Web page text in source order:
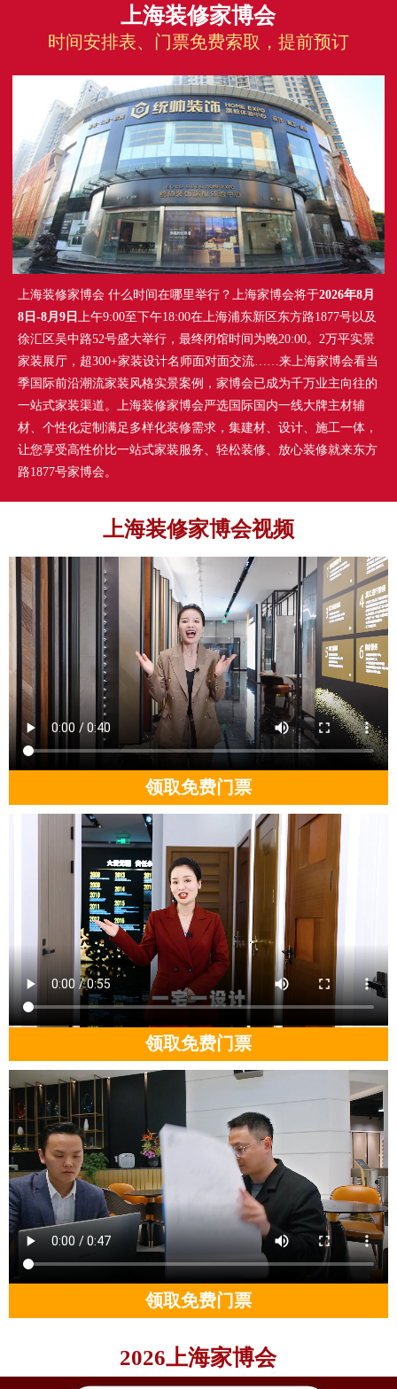
上海装修家博会
时间安排表、门票免费索取，提前预订
上海装修家博会 什么时间在哪里举行？上海家博会将于2026年8月
8日-8月9日
上午9:00至下午18:00在上海浦东新区东方路1877号以及
徐汇区吴中路52号盛大举行，最终闭馆时间为晚20:00。2万平实景
家装展厅，超300+家装设计名师面对面交流……来上海家博会看当
季国际前沿潮流家装风格实景案例，家博会已成为千万业主向往的
一站式家装渠道。上海装修家博会严选国际国内一线大牌主材辅
材、个性化定制满足多样化装修需求，集建材、设计、施工一体，
让您享受高性价比一站式家装服务、轻松装修、放心装修就来东方
路1877号家博会。
上海装修家博会视频
领取免费门票
领取免费门票
领取免费门票
2026上海家博会